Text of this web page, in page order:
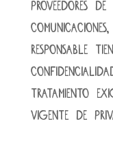
proveedores
tratamiento
vigente de